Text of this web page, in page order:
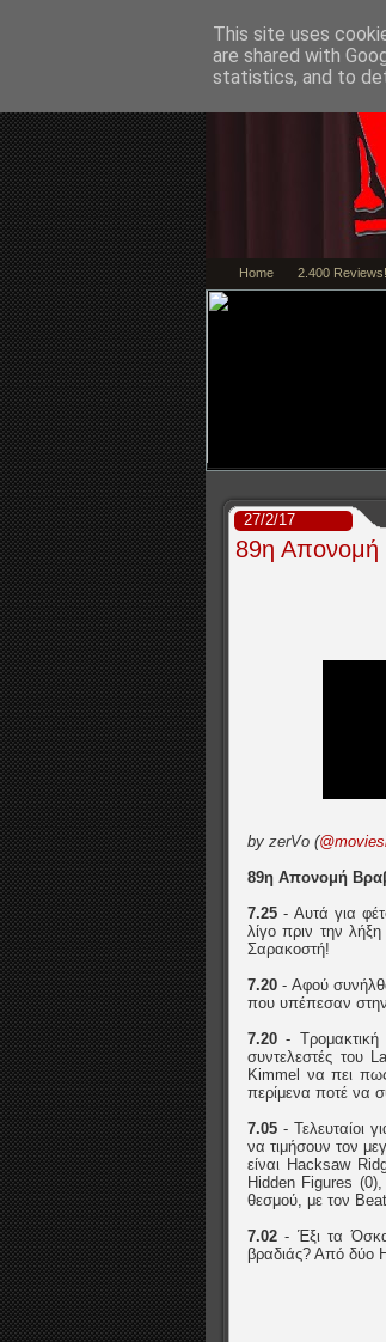
Home 2.400 Reviews!
27/2/17
89η
by zerVo (
89η Απονομή
7.25 - Αυτά για
λίγο πριν την
Σαρακοστή!
7.20 - Αφού
που υπέπεσαν
7.20 -
συντελεστές του
Kimmel να πει
περίμενα ποτέ να
7.05 - Τελευταίοι
να τιμήσουν τον
είναι Hacksaw
Hidden Figures
θεσμού, με τον
7.02 - Έξι τα
βραδιάς? Από δύο
This site uses
are shared with
statistics, and to